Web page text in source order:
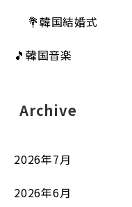
💐韓国結婚式
🎵韓国音楽
Archive
2026年7月
2026年6月